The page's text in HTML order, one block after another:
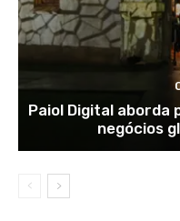
Paiol Digital aborda
negócios